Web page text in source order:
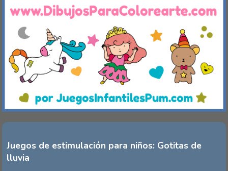
Juegos de estimulación para niños: Gotitas de
lluvia